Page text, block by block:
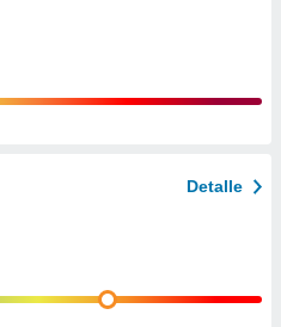
Detalle